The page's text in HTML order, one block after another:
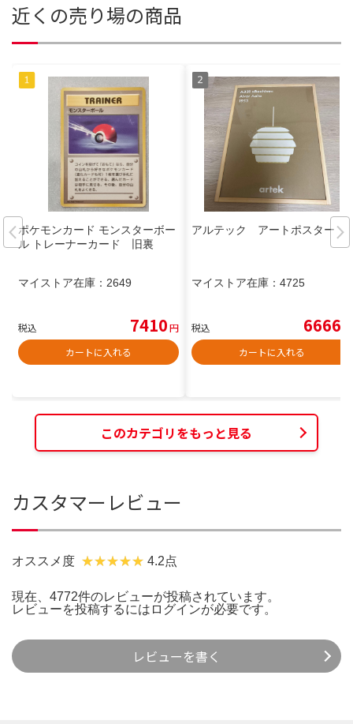
近くの売り場の商品
ポケモンカード モンスターボー
ル トレーナーカード 旧裏
マイストア在庫： 2649
税込 7410円
カートに入れる
アルテック アートポスター
マイストア在庫： 4725
税込 6666
カートに入れる
このカテゴリをもっと見る
カスタマーレビュー
オススメ度 4.2点
現在、4772件のレビューが投稿されています。
レビューを投稿するには ログインが必要です。
レビューを書く